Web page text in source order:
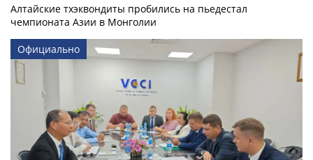
Алтайские тхэквондиты пробились на пьедестал
чемпионата Азии в Монголии
Официально